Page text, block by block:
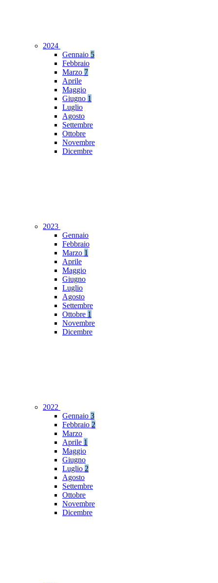
2024
Gennaio 5
Febbraio
Marzo 7
Aprile
Maggio
Giugno 1
Luglio
Agosto
Settembre
Ottobre
Novembre
Dicembre
2023
Gennaio
Febbraio
Marzo 1
Aprile
Maggio
Giugno
Luglio
Agosto
Settembre
Ottobre 1
Novembre
Dicembre
2022
Gennaio 3
Febbraio 2
Marzo
Aprile 1
Maggio
Giugno
Luglio 2
Agosto
Settembre
Ottobre
Novembre
Dicembre